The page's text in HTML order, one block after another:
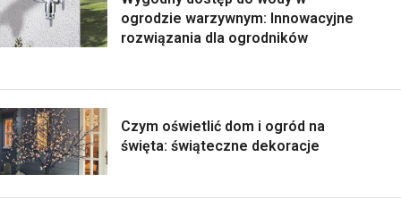
ogrodzie warzywnym: Innowacyjne
rozwiązania dla ogrodników
Czym oświetlić dom i ogród na
święta: świąteczne dekoracje